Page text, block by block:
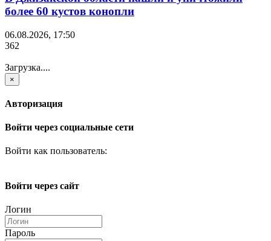
более 60 кустов конопли
06.08.2026, 17:50
362
Загрузка....
×
Авторизация
Войти через социальные сети
Войти как пользователь:
Войти через сайт
Логин
Пароль